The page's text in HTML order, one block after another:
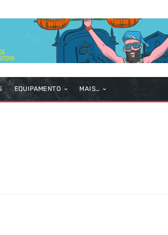
EQUIPAMENTO MAIS…